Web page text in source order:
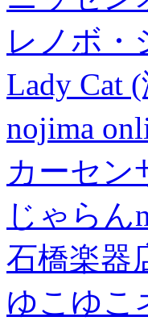
レノボ
Lady Cat
nojima
カーセン
じゃらん
石橋楽器
ゆこゆこ